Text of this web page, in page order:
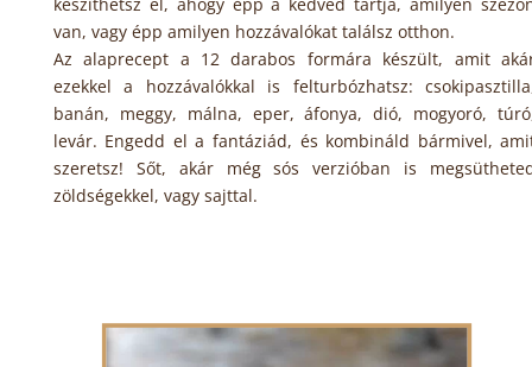
van, vagy épp amilyen hozzávalókat találsz otthon.
Az alaprecept a 12 darabos formára készült, amit
ezekkel a hozzávalókkal is felturbózhatsz:
banán, meggy, málna, eper, áfonya, dió, mogyoró,
levár. Engedd el a fantáziád, és kombináld bármivel,
szeretsz! Sőt, akár még sós verzióban is
zöldségekkel, vagy sajttal.